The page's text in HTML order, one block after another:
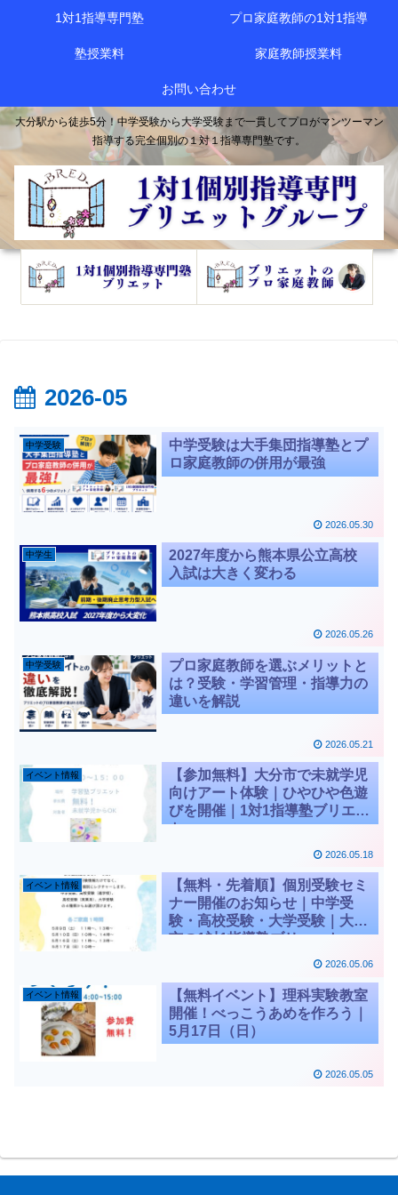
大分駅から徒歩5分！中学受験から大学受験まで一貫してプロがマンツーマン
指導する完全個別の１対１指導専門塾です。
1対1指導専門塾 プロ家庭教師の1対1指導
塾授業料 家庭教師授業料
お問い合わせ
2026-05
中学受験
中学受験は大手集団指導塾とプ
ロ家庭教師の併用が最強
2026.05.30
中学生
2027年度から熊本県公立高校
入試は大きく変わる
2026.05.26
中学受験
プロ家庭教師を選ぶメリットと
は？受験・学習管理・指導力の
違いを解説
2026.05.21
イベント情報
【参加無料】大分市で未就学児
向けアート体験｜ひやひや色遊
びを開催｜1対1指導塾ブリエッ
ト
2026.05.18
イベント情報
【無料・先着順】個別受験セミ
ナー開催のお知らせ｜中学受
験・高校受験・大学受験｜大分
市の1対1指導塾ブリエット
2026.05.06
イベント情報
【無料イベント】理科実験教室
開催！べっこうあめを作ろう｜
5月17日（日）
2026.05.05